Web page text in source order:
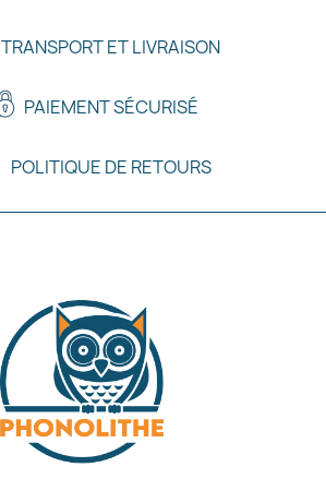
TRANSPORT ET LIVRAISON
PAIEMENT SÉCURISÉ
POLITIQUE DE RETOURS